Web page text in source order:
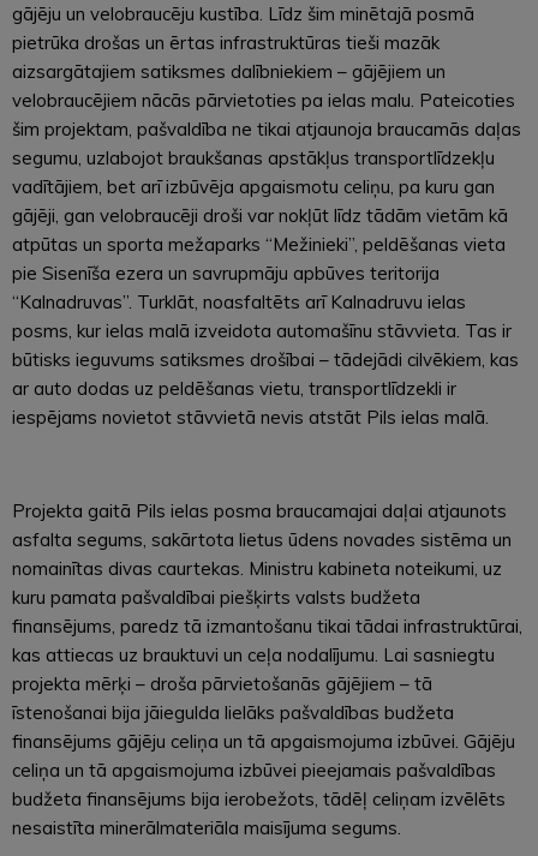
gājēju un velobraucēju kustība. Līdz šim minētajā posmā
pietrūka drošas un ērtas infrastruktūras tieši mazāk
aizsargātajiem satiksmes dalībniekiem – gājējiem un
velobraucējiem nācās pārvietoties pa ielas malu. Pateicoties
šim projektam, pašvaldība ne tikai atjaunoja braucamās daļas
segumu, uzlabojot braukšanas apstākļus transportlīdzekļu
vadītājiem, bet arī izbūvēja apgaismotu celiņu, pa kuru gan
gājēji, gan velobraucēji droši var nokļūt līdz tādām vietām kā
atpūtas un sporta mežaparks “Mežinieki”, peldēšanas vieta
pie Sisenīša ezera un savrupmāju apbūves teritorija
“Kalnadruvas”. Turklāt, noasfaltēts arī Kalnadruvu ielas
posms, kur ielas malā izveidota automašīnu stāvvieta. Tas ir
būtisks ieguvums satiksmes drošībai – tādejādi cilvēkiem, kas
ar auto dodas uz peldēšanas vietu, transportlīdzekli ir
iespējams novietot stāvvietā nevis atstāt Pils ielas malā.
Projekta gaitā Pils ielas posma braucamajai daļai atjaunots
asfalta segums, sakārtota lietus ūdens novades sistēma un
nomainītas divas caurtekas. Ministru kabineta noteikumi, uz
kuru pamata pašvaldībai piešķirts valsts budžeta
finansējums, paredz tā izmantošanu tikai tādai infrastruktūrai,
kas attiecas uz brauktuvi un ceļa nodalījumu. Lai sasniegtu
projekta mērķi – droša pārvietošanās gājējiem – tā
īstenošanai bija jāiegulda lielāks pašvaldības budžeta
finansējums gājēju celiņa un tā apgaismojuma izbūvei. Gājēju
celiņa un tā apgaismojuma izbūvei pieejamais pašvaldības
budžeta finansējums bija ierobežots, tādēļ celiņam izvēlēts
nesaistīta minerālmateriāla maisījuma segums.